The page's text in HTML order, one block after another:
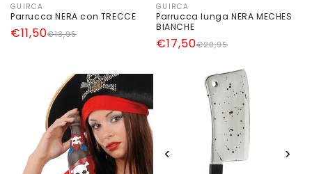
Produttore:
GUIRCA
Parrucca NERA con TRECCE
Prezzo€13,95
Prezzo
€11,50
Produttore:
GUIRCA
Parrucca lunga NERA MECHES
BIANCHE
Prezzo€20,95
Prezzo
€17,50
‹ ›